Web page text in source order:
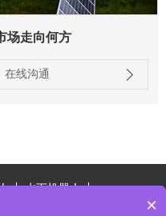
场走向何方
在线沟通
水下机器人
×